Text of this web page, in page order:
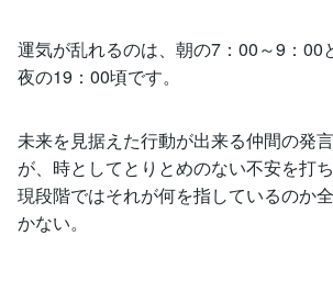
運気が乱れるのは、朝の7：00～9：00
夜の19：00頃です。
未来を見据えた行動が出来る仲間の発
が、時としてとりとめのない不安を打
現段階ではそれが何を指しているのか
かない。